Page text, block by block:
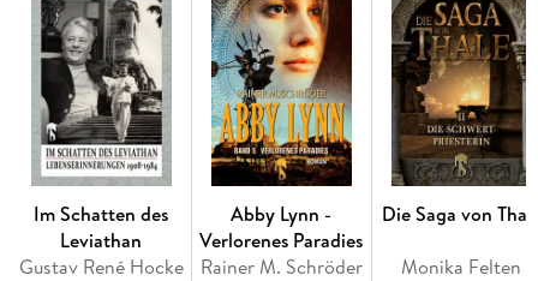
Im Schatten des
Leviathan
Gustav René Hocke
Abby Lynn -
Verlorenes Paradies
Rainer M. Schröder
Die Saga von
Monika Felten